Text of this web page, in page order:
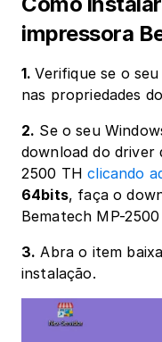
impressora
1. Verifique se o
nas propriedades
2. Se o seu
download do driver
2500 TH clicando
64bits, faça o
Bematech MP-
3. Abra o item
instalação.